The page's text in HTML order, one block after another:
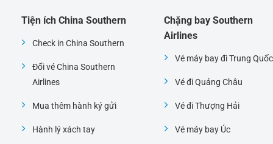
Tiện ích China Southern
Check in China Southern
Đổi vé China Southern
Airlines
Mua thêm hành ký gửi
Hành lý xách tay
Chặng bay Southern
Airlines
Vé máy bay đi Trung Quốc
Vé đi Quảng Châu
Vé đi Thượng Hải
Vé máy bay Úc